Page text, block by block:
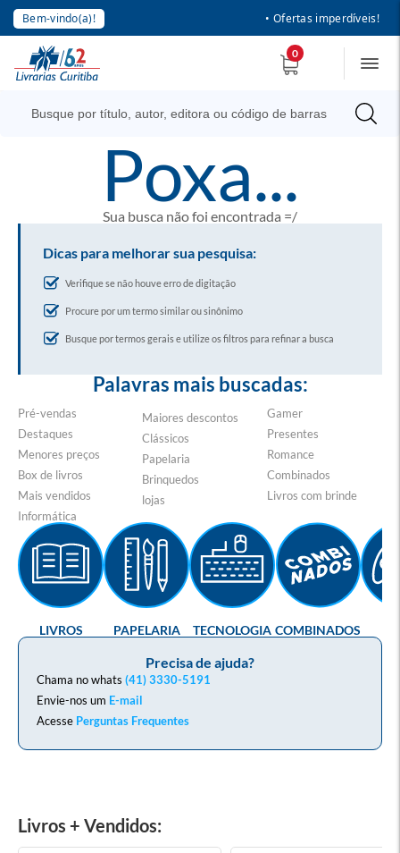
Bem-vindo(a)! • Ofertas imperdíveis!
0
poxa...
Sua busca não foi encontrada =/
Dicas para melhorar sua pesquisa:
Verifique se não houve erro de digitação
Procure por um termo similar ou sinônimo
Busque por termos gerais e utilize os filtros para refinar a busca
Palavras mais buscadas:
Pré-vendas
Destaques
Menores preços
Box de livros
Mais vendidos
Informática
Maiores descontos
Clássicos
Papelaria
Brinquedos
lojas
Gamer
Presentes
Romance
Combinados
Livros com brinde
Precisa de ajuda?
Chama no whats (41) 3330-5191
Envie-nos um E-mail
Acesse Perguntas Frequentes
LIVROS PAPELARIA TECNOLOGIA COMBINADOS
Livros + Vendidos: